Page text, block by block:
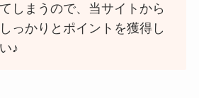
しまうので、当サイトから
っかりとポイントを獲得し
♪